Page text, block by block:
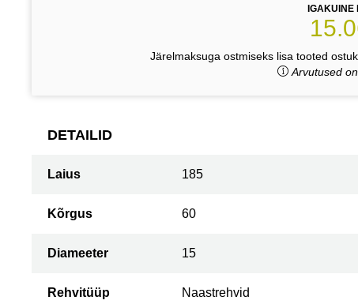
IGAKUINE
Järelmaksuga ostmiseks lisa tooted
Arvutused
DETAILID
Laius 185
Kõrgus 60
Diameeter 15
Rehvitüüp Naastrehvid